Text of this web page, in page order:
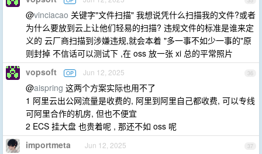
@vinciacao 关键字"文件扫描" 我想说凭什么扫描我的文件?或者
为什么要放到云上让他们轻易的扫描? 违规文件的标准是谁来定
义的 云厂商扫描到涉嫌违规,就会本着 "多一事不如少一事的"原
则封掉 不信话可以测试下 ,在 oss 放一张 xi 总的平常照片
36
vopsoft OP Jun 12, 2025
@aispring 这两个方案实际也用不了
1 阿里云出公网流量是收费的, 阿里到阿里自己都收费, 可以专线
可阿里合作的机房, 但也不便宜
2 ECS 挂大盘 也贵着呢 , 那还不如 oss 呢
37
importmeta Jun 12, 2025